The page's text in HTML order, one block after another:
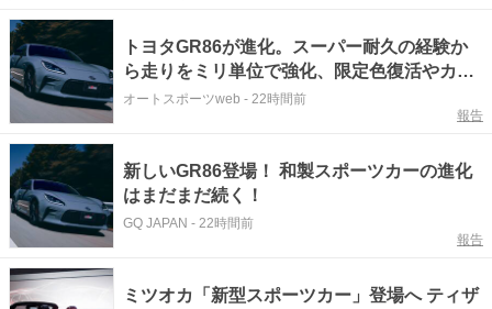
トヨタGR86が進化。スーパー耐久の経験か
ら走りをミリ単位で強化、限定色復活やカッ
プカーにAT仕様追加など改良点多数
オートスポーツweb - 22時間前
報告
新しいGR86登場！ 和製スポーツカーの進化
はまだまだ続く！
GQ JAPAN - 22時間前
報告
ミツオカ「新型スポーツカー」登場へ ティザ